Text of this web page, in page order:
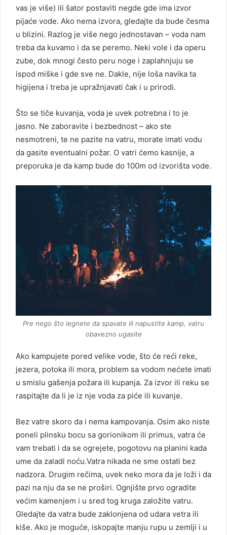
vas je više) ili šator postaviti negde gde ima izvor
pijaće vode. Ako nema izvora, gledajte da bude česma
u blizini. Razlog je više nego jednostavan – voda nam
treba da kuvamo i da se peremo. Neki vole i da operu
zube, dok mnogi često peru noge i zaplahnjuju se
ispod miške i gde sve ne. Dakle, nije loša navika ta
higijena i treba je upražnjavati čak i u prirodi.
Što se tiče kuvanja, voda je uvek potrebna i to je
jasno. Ne zaboravite i bezbednost – ako ste
nesmotreni, te ne pazite na vatru, morate imati vodu
da gasite eventualni požar. O vatri ćemo kasnije, a
preporuka je da kamp bude do 100m od izvorišta vode.
Pre nego što legnete da spavate ili napustite kamp, vatru
obavezno ugasite
Ako kampujete pored velike vode, što će reći reke,
jezera, potoka ili mora, problem sa vodom nećete imati
u smislu gašenja požara ili kupanja. Za izvor ili reku se
raspitajte da li je iz nje voda za piće ili kuvanje.
Bez vatre skoro da i nema kampovanja. Osim ako niste
poneli plinsku bocu sa gorionikom ili primus, vatra će
vam trebati i da se ogrejete, pogotovu na planini kada
ume da zaladi noću.Vatra nikada ne sme ostati bez
nadzora. Drugim rečima, uvek neko mora da je loži i da
pazi na nju da se ne proširi. Ognjište prvo ogradite
većim kamenjem i u sred tog kruga založite vatru.
Gledajte da vatra bude zaklonjena od udara vetra ili
kiše. Ako je moguće, iskopajte manju rupu u zemlji i u